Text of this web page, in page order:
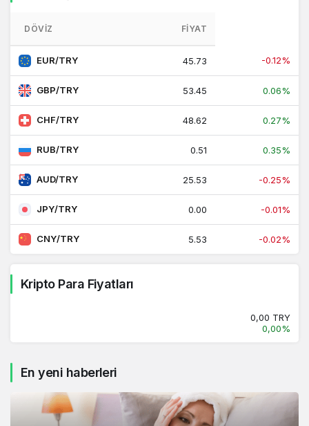
DÖVIZ FIYAT
EUR/TRY 45.73 -0.12%
GBP/TRY 53.45 0.06%
CHF/TRY 48.62 0.27%
RUB/TRY 0.51 0.35%
AUD/TRY 25.53 -0.25%
JPY/TRY 0.00 -0.01%
CNY/TRY 5.53 -0.02%
Kripto Para Fiyatları
0,00 TRY
0,00%
En yeni haberleri